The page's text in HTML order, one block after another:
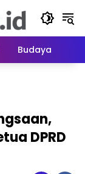
Budaya
DPRD